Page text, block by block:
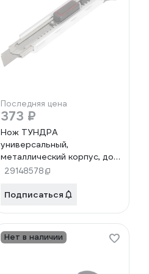
Последняя цена
373 ₽
Нож ТУНДРА
универсальный,
металлический корпус, доп.
винтовой фиксатор, 6
29148578
Подписаться
Нет в наличии